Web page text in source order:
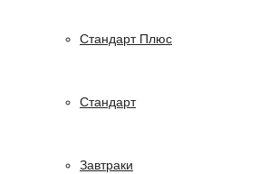
Стандарт Плюс
Стандарт
Завтраки